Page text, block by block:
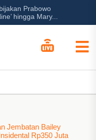
Prabowo
hingga Mary...
Jembatan Bailey
Rp350 Juta